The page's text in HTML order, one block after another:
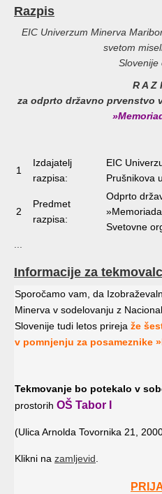
Razpis
EIC Univerzum Minerva
svetom
Slovenije
R A Z
za odprto državno prvenstvo
1
Izdajatelj
razpisa:
EIC
Prušnikova
2
Predmet
razpisa:
Odprto
Svetovne
...
Informacije za
Sporočamo vam, da
Minerva v sodelovanju z
Slovenije tudi letos prireja že
v pomnjenju za posameznike
Tekmovanje bo potekalo v
prostorih OŠ Tabor I
(Ulica Arnolda Tovornika 21,
Klikni na zamljevid.